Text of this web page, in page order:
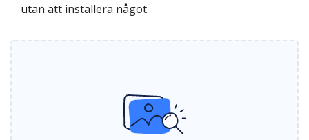
utan att installera något.